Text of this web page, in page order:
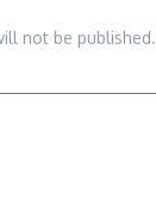
not be published.